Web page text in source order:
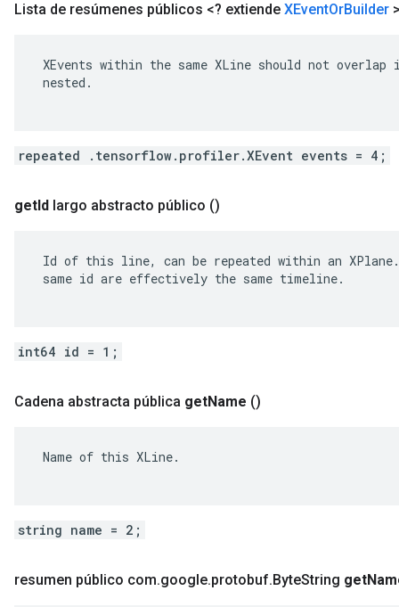
Lista de resúmenes públicos <? extiende XEventOrBuilder
XEvents within the same XLine should not
nested.
repeated .tensorflow.profiler.XEvent events = 4;
getId largo abstracto público ()
Id of this line, can be repeated within an
same id are effectively the same timeline.
int64 id = 1;
Cadena abstracta pública getName ()
Name of this XLine.
string name = 2;
resumen público com.google.protobuf.ByteString get